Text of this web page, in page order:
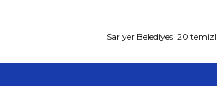
Sarıyer Belediyesi 20